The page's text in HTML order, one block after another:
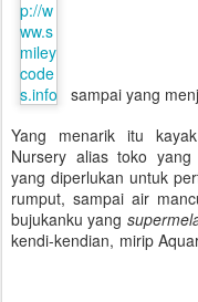
sampai yang
Yang menarik itu
Nursery alias toko
yang diperlukan untuk
rumput, sampai air
bujukanku yang
kendi-kendian, mirip